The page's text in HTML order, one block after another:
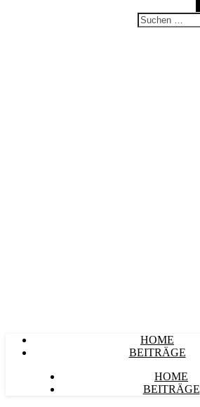
HOME
BEITRÄGE
HOME
BEITRÄGE